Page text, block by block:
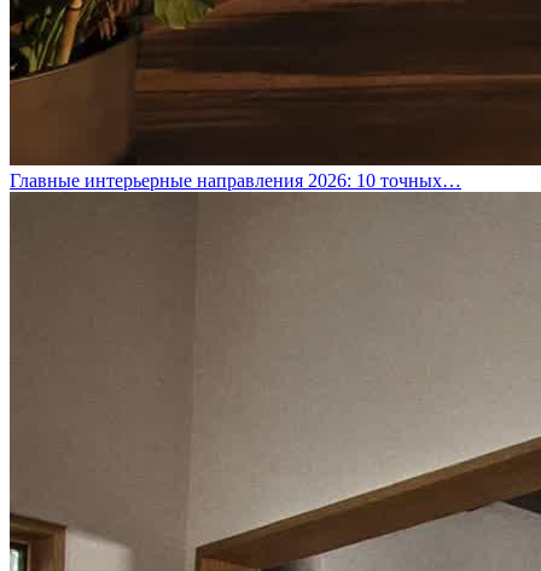
Главные интерьерные направления 2026: 10 точных…